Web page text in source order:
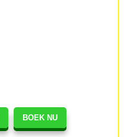
BOEK NU